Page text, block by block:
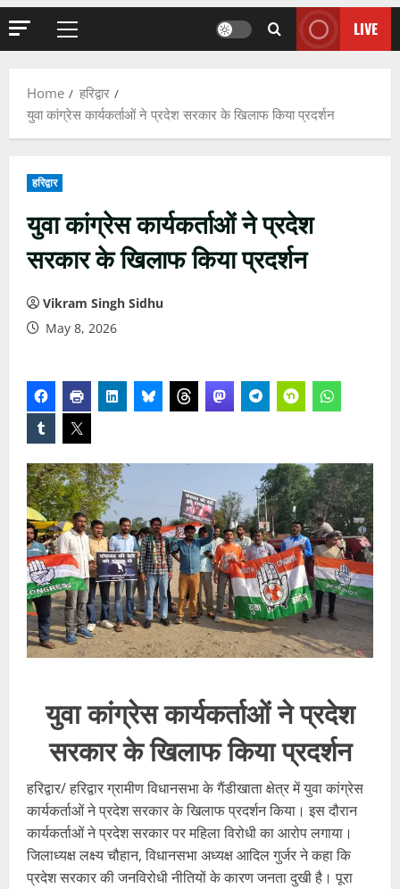
Primary
LIVE
Home
हरिद्वार
युवा कांग्रेस कार्यकर्ताओं ने प्रदेश सरकार के खिलाफ किया प्रदर्शन
हरिद्वार
युवा कांग्रेस कार्यकर्ताओं ने प्रदेश
सरकार के खिलाफ किया प्रदर्शन
Vikram Singh Sidhu
May 8, 2026
युवा कांग्रेस कार्यकर्ताओं ने प्रदेश
सरकार के खिलाफ किया प्रदर्शन
हरिद्वार/ हरिद्वार ग्रामीण विधानसभा के गैंडीखाता क्षेत्र में युवा कांग्रेस
कार्यकर्ताओं ने प्रदेश सरकार के खिलाफ प्रदर्शन किया। इस दौरान
कार्यकर्ताओं ने प्रदेश सरकार पर महिला विरोधी का आरोप लगाया।
जिलाध्यक्ष लक्ष्य चौहान, विधानसभा अध्यक्ष आदिल गुर्जर ने कहा कि
प्रदेश सरकार की जनविरोधी नीतियों के कारण जनता दुखी है। पूरा